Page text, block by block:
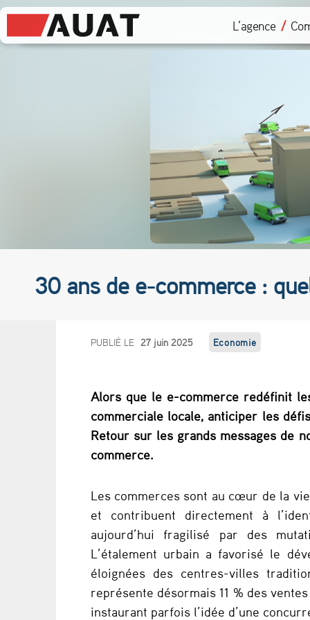
L’agence
30 ans de e-commerce :
3
a
n
s
d
e
e
-
c
PUBLIÉ LE 27 juin 2025 Economie
Alors que le e-commerce redéfinit
commerciale locale, anticiper les
Retour sur les grands messages de
commerce.
Les commerces sont au cœur de la
et contribuent directement à
aujourd’hui fragilisé par des
L’étalement urbain a favorisé le
éloignées des centres-villes
représente désormais 11 % des
instaurant parfois l’idée d’une